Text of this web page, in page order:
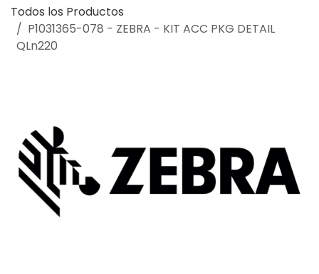
Todos los Productos
P1031365-078 - ZEBRA - KIT ACC PKG DETAIL
QLn220